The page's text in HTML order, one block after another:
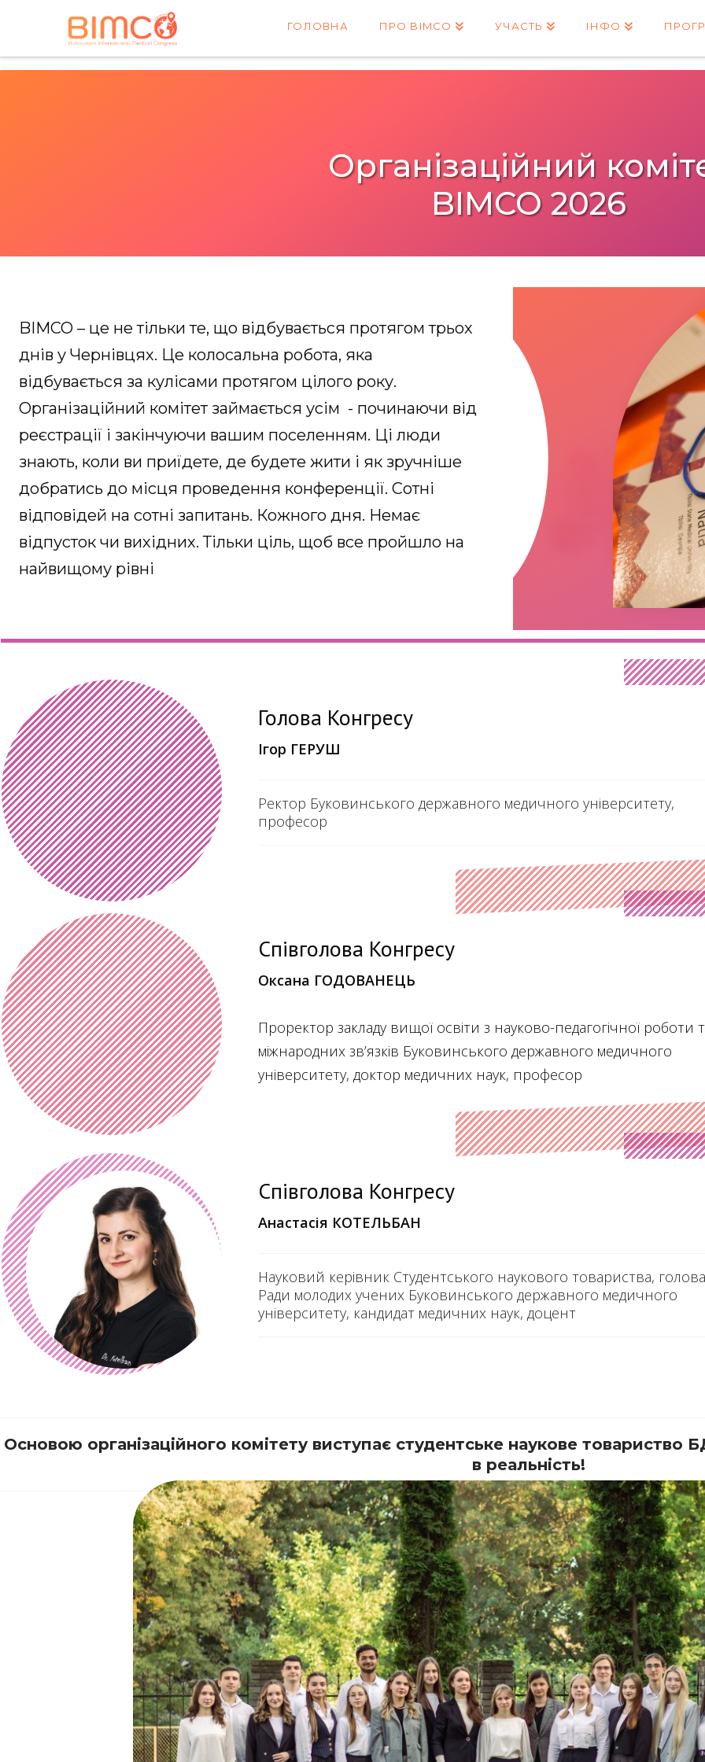
ГОЛОВНА ПРО BIMCO УЧАСТЬ ІНФО
Організаційний
BIMCO 2026
BIMCO – це не тільки те, що відбувається протягом трьох
днів у Чернівцях. Це колосальна робота, яка
відбувається за кулісами протягом цілого року.
Організаційний комітет займається усім - починаючи від
реєстрації і закінчуючи вашим поселенням. Ці люди
знають, коли ви приїдете, де будете жити і як зручніше
добратись до місця проведення конференції. Сотні
відповідей на сотні запитань. Кожного дня. Немає
відпусток чи вихідних. Тільки ціль, щоб все пройшло на
найвищому рівні
Голова Конгресу
Ігор ГЕРУШ
Ректор Буковинського державного медичного університету,
професор
Співголова Конгресу
Оксана ГОДОВАНЕЦЬ
Проректор закладу вищої освіти з науково-педагогічної роботи
міжнародних зв’язків Буковинського державного медичного
університету, доктор медичних наук, професор
Співголова Конгресу
Анастасія КОТЕЛЬБАН
Науковий керівник Студентського наукового товариства, голова
Ради молодих учених Буковинського державного медичного
університету, кандидат медичних наук, доцент
Основою організаційного комітету виступає студентське наукове товариство
в реальність!